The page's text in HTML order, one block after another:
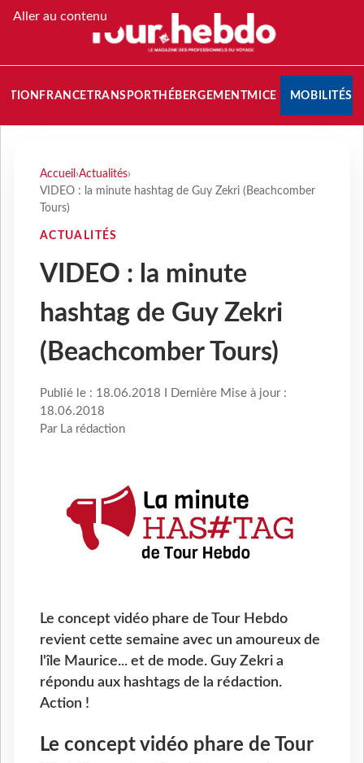
Aller au contenu
FRANCETRANSPORT HÉBERGEMENTMICE MOBILITÉS
Accueil ›Actualités›
VIDEO : la minute hashtag de Guy Zekri (Beachcomber
Tours)
ACTUALITÉS
VIDEO : la minute
hashtag de Guy Zekri
(Beachcomber Tours)
Publié le : 18.06.2018 I Dernière Mise à jour :
18.06.2018
Par La rédaction
Le concept vidéo phare de Tour Hebdo
revient cette semaine avec un amoureux de
l'île Maurice... et de mode. Guy Zekri a
répondu aux hashtags de la rédaction.
Action !
Le concept vidéo phare de Tour